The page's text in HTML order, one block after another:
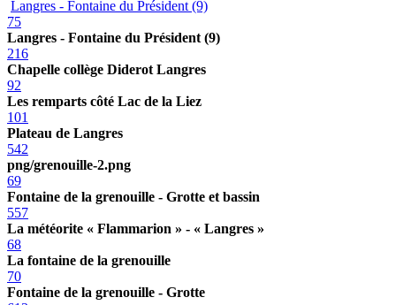
Langres - Fontaine du Président (9)
75
Langres - Fontaine du Président (9)
216
Chapelle collège Diderot Langres
92
Les remparts côté Lac de la Liez
101
Plateau de Langres
542
png/grenouille-2.png
69
Fontaine de la grenouille - Grotte et bassin
557
La météorite « Flammarion » - « Langres »
68
La fontaine de la grenouille
70
Fontaine de la grenouille - Grotte